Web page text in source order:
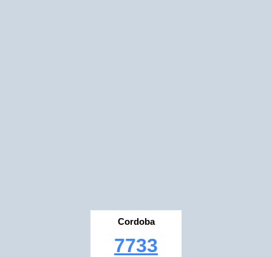
Cordoba
7733